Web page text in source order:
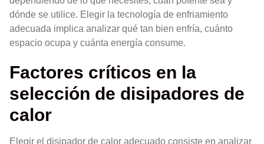
dónde se utilice. Elegir la tecnología de enfriamiento
adecuada implica analizar qué tan bien enfría, cuánto
espacio ocupa y cuánta energía consume.
Factores críticos en la
selección de disipadores de
calor
Elegir el disipador de calor adecuado consiste en analizar